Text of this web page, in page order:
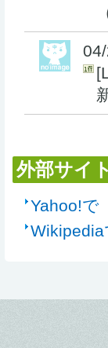
外部サイ
Yahoo!で
Wikipedia